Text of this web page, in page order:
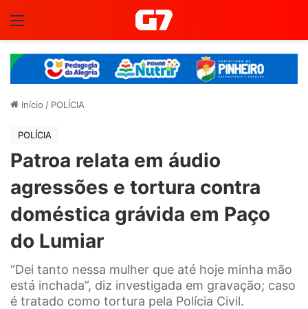
Início / POLÍCIA
POLÍCIA
Patroa relata em áudio
agressões e tortura contra
doméstica grávida em Paço
do Lumiar
“Dei tanto nessa mulher que até hoje minha mão
está inchada”, diz investigada em gravação; caso
é tratado como tortura pela Polícia Civil.